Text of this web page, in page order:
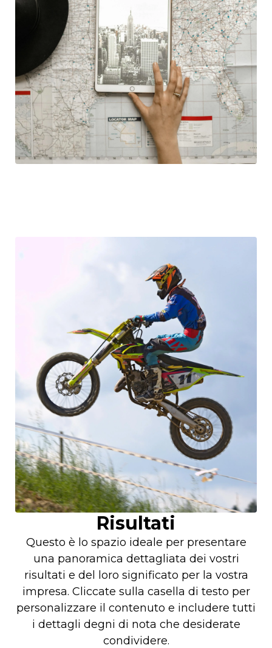
Risultati
Questo è lo spazio ideale per presentare
una panoramica dettagliata dei vostri
risultati e del loro significato per la vostra
impresa. Cliccate sulla casella di testo per
personalizzare il contenuto e includere tutti
i dettagli degni di nota che desiderate
condividere.